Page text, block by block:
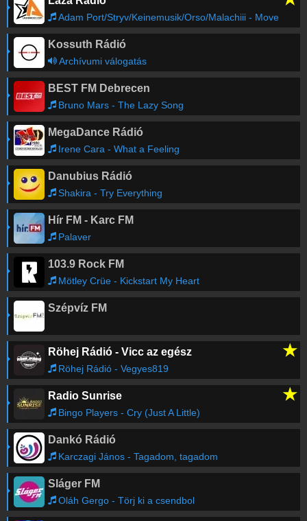
Adam Port/Stryv/Keinemusik/Orso/Malachiii - Move
Kossuth Rádió
Archívumi válogatás
BEST FM Debrecen
Bruno Mars - The Lazy Song
MegaDance Rádió
Irene Cara - What a Feeling
Danubius Rádió
Shakira - Try Everything
Hír FM - Karc FM
Palaver
103.9 Rock FM
Mötley Crüe - Kickstart My Heart
Szépvíz FM
Röhej Rádió - Vicc az egész ★
Röhej Rádió - Vegyes819
Radio Sunrise ★
Bingo Players - Cry (Just A Little)
Dankó Rádió
Karczagi János - Tagadom, tagadom
Sláger FM
Oláh Gergo - Törj ki a csendbol